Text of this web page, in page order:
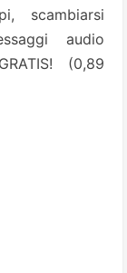
scambiarsi
audio
(0,89